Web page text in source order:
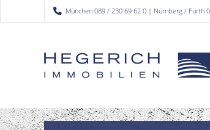
München 089 / 230 69 62 0 | Nürnberg / Fürth